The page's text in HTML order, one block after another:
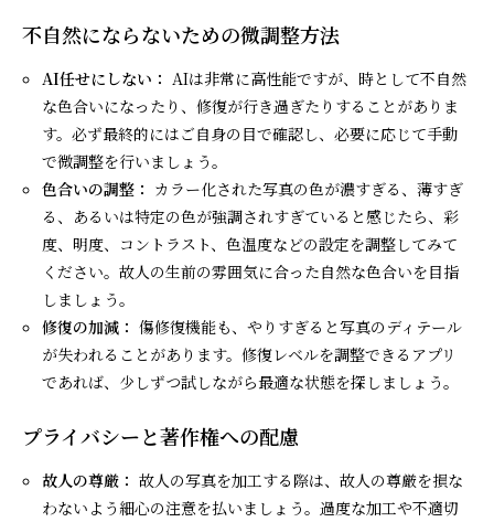
不自然にならないための微調整方法
AI任せにしない： AIは非常に高性能ですが、時として不自然
な色合いになったり、修復が行き過ぎたりすることがありま
す。必ず最終的にはご自身の目で確認し、必要に応じて手動
で微調整を行いましょう。
色合いの調整： カラー化された写真の色が濃すぎる、薄すぎ
る、あるいは特定の色が強調されすぎていると感じたら、彩
度、明度、コントラスト、色温度などの設定を調整してみて
ください。故人の生前の雰囲気に合った自然な色合いを目指
しましょう。
修復の加減： 傷修復機能も、やりすぎると写真のディテール
が失われることがあります。修復レベルを調整できるアプリ
であれば、少しずつ試しながら最適な状態を探しましょう。
プライバシーと著作権への配慮
故人の尊厳： 故人の写真を加工する際は、故人の尊厳を損な
わないよう細心の注意を払いましょう。過度な加工や不適切